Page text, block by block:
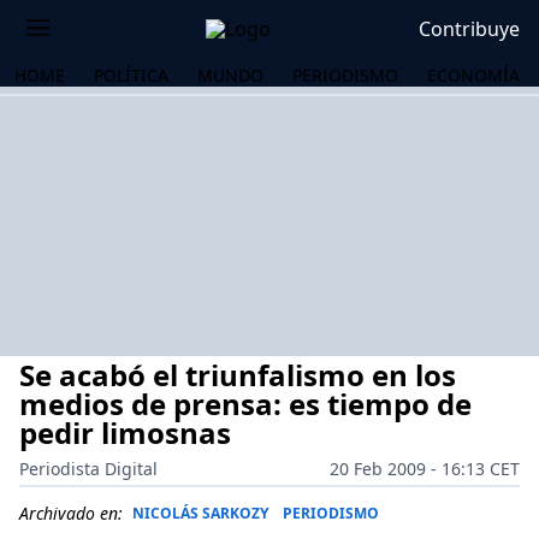
Contribuye
HOME POLÍTICA MUNDO PERIODISMO ECONOMÍA
Se acabó el triunfalismo en los
medios de prensa: es tiempo de
pedir limosnas
Periodista Digital
20 Feb 2009 - 16:13 CET
Archivado en: NICOLÁS SARKOZY PERIODISMO